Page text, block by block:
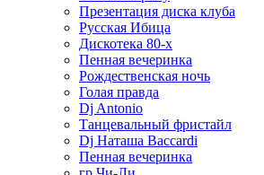
Презентация диска клуба
Русская Ибица
Дискотека 80-х
Пенная вечеринка
Рождественская ночь
Голая правда
Dj Antonio
Танцевальный фристайл
Dj Наташа Baccardi
Пенная вечеринка